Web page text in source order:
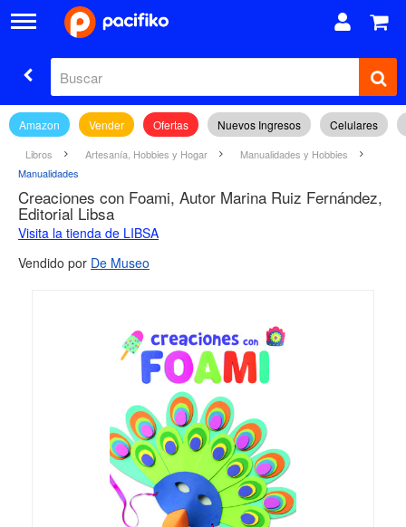
Amazon Vender Ofertas Nuevos Ingresos Celulares
Libros Artesanía, Hobbies y Hogar
Manualidades y Hobbies
Manualidades
Creaciones con Foami, Autor Marina Ruiz Fernández,
Editorial Libsa
Visita la tienda de LIBSA
Vendido por De Museo